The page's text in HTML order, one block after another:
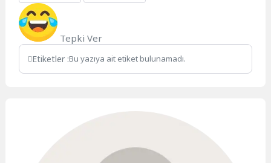
Tepki Ver
Etiketler :Bu yazıya ait etiket bulunamadı.